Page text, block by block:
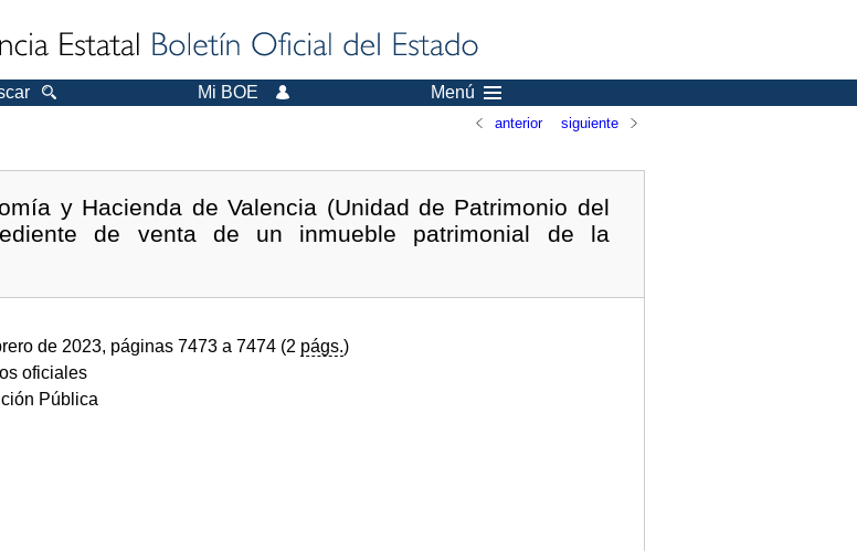
Mi BOE Menú
anterior siguiente
y Hacienda de Valencia (Unidad de Patrimonio del
de venta de un inmueble patrimonial de la
de 2023, páginas 7473 a 7474 (2 págs.)
oficiales
Pública